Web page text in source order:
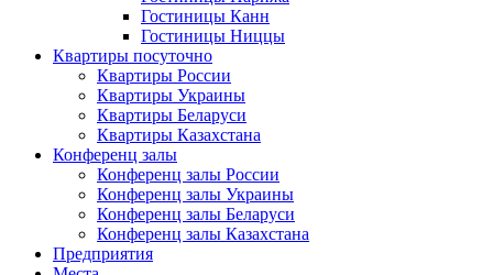
Гостиницы Канн
Гостиницы Ниццы
Квартиры посуточно
Квартиры России
Квартиры Украины
Квартиры Беларуси
Квартиры Казахстана
Конференц залы
Конференц залы России
Конференц залы Украины
Конференц залы Беларуси
Конференц залы Казахстана
Предприятия